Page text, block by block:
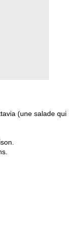
(une salade qui